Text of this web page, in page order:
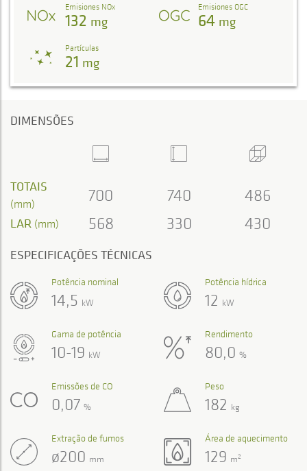
Emisiones NOx
132 mg
Emisiones OGC
64 mg
Partículas
21 mg
DIMENSÕES
TOTAIS
(mm) 700 740 486
LAR (mm) 568 330 430
ESPECIFICAÇÕES TÉCNICAS
Gama de potência
10-19 kW
Potência nominal
14,5 kW
Potência hídrica
12 kW
Rendimento
80,0 %
Emissões de CO
0,07 %
Área de aquecimento
129 m2
Peso
182 kg
Extração de fumos
ø200 mm